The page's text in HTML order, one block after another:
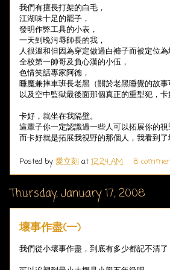
我們有擅長打架的白毛，
江湖味十足的罷子，
發明作弊工具的小表，
一天到晚污辱師長的我，
人很溫和但因為穿定做過白褲子而被定位為
全校第一帥哥及負心漢的小伍，
色情笑話專家阿德，
睡魔兼摔車班長老黑（關於老黑睡覺的故
以及空中監獄最後面那個真正的重型犯，卡
卡好，就坐在我隔壁。
這輩子你一定認識過一些人可以拓展你的視
而卡好就是拓展我視野的那個人，我看到
Posted by 愛立刻 at 12:24 AM 8
Thursday, January 17, 2008
壞事作盡(一)
我們從小壞事作盡，到底有多少都記不清了